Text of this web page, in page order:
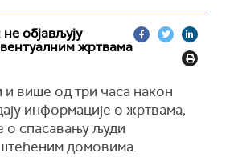
објављују
жртвама
и више од три часа након
информације о жртвама,
о спасавању људи
домовима.